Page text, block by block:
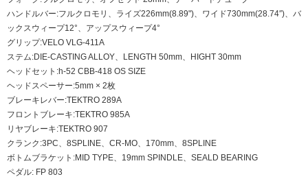
ハンドルバー:フルクロモリ、ライズ226mm(8.89")、ワイド730mm(28.74″)、バ
ックスウィープ12°、アップスウィープ4°
グリップ:VELO VLG-411A
ステム:DIE-CASTING ALLOY、LENGTH 50mm、HIGHT 30mm
ヘッドセット:h-52 CBB-418 OS SIZE
ヘッドスペーサー:5mm × 2枚
ブレーキレバー:TEKTRO 289A
フロントブレーキ:TEKTRO 985A
リヤブレーキ:TEKTRO 907
クランク:3PC、8SPLINE、CR-MO、170mm、8SPLINE
ボトムブラケット:MID TYPE、19mm SPINDLE、SEALD BEARING
ペダル: FP 803